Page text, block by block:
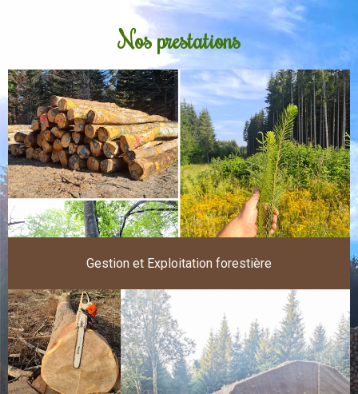
Nos prestations
Gestion et Exploitation forestière